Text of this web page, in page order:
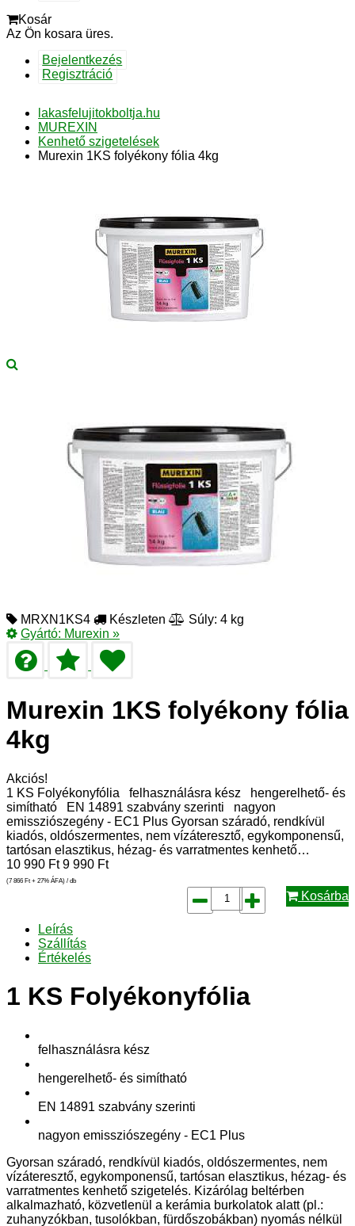
Kosár
Az Ön kosara üres.
Bejelentkezés
Regisztráció
lakasfelujitokboltja.hu
MUREXIN
Kenhető szigetelések
Murexin 1KS folyékony fólia 4kg
MRXN1KS4 Készleten
Súly: 4 kg
Gyártó: Murexin »
Murexin 1KS folyékony fólia
4kg
Akciós!
1 KS Folyékonyfólia felhasználásra kész hengerelhető- és
simítható EN 14891 szabvány szerinti nagyon
emissziószegény - EC1 Plus Gyorsan száradó, rendkívül
kiadós, oldószermentes, nem vízáteresztő, egykomponensű,
tartósan elasztikus, hézag- és varratmentes kenhető…
10 990 Ft 9 990 Ft
(7 866 Ft + 27% ÁFA) / db
Kosárba
Leírás
Szállítás
Értékelés
1 KS Folyékonyfólia
felhasználásra kész
hengerelhető- és simítható
EN 14891 szabvány szerinti
nagyon emissziószegény - EC1 Plus
Gyorsan száradó, rendkívül kiadós, oldószermentes, nem
vízáteresztő, egykomponensű, tartósan elasztikus, hézag- és
varratmentes kenhető szigetelés. Kizárólag beltérben
alkalmazható, közvetlenül a kerámia burkolatok alatt (pl.:
zuhanyzókban, tusolókban, fürdőszobákban) nyomás nélkül